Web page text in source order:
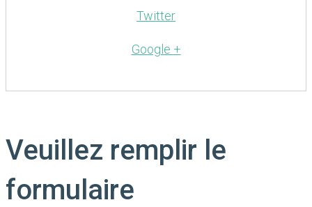
Twitter
Google +
Veuillez remplir le
formulaire